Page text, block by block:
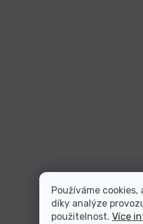
Používáme
díky analýze
použitelnost. Více